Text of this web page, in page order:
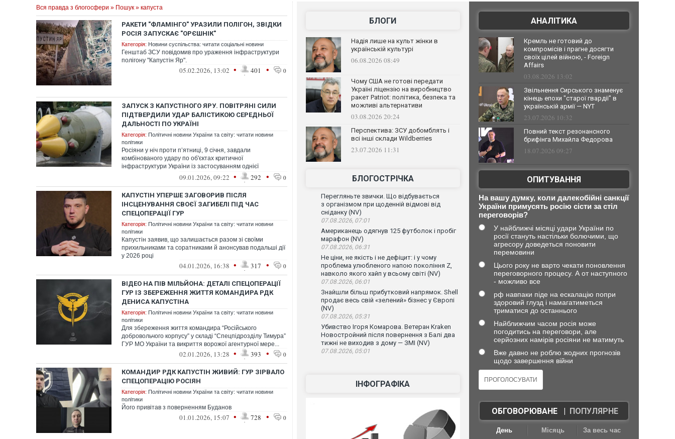
Вся правда з блогосфери » Пошук » капуста
РАКЕТИ "ФЛАМІНГО" УРАЗИЛИ ПОЛІГОН, ЗВІДКИ
РОСІЯ ЗАПУСКАЄ "ОРЄШНІК"
Категорія: Новини суспільства: читати соціальні новини
Генштаб ЗСУ повідомив про ураження інфраструктури
полігону "Капустін Яр".
05.02.2026, 13:02 • 401 • 0
ЗАПУСК З КАПУСТІНОГО ЯРУ. ПОВІТРЯНІ СИЛИ
ПІДТВЕРДИЛИ УДАР БАЛІСТИКОЮ СЕРЕДНЬОЇ
ДАЛЬНОСТІ ПО УКРАЇНІ
Категорія: Політичні новини України та світу: читати новини
політики
Росіяни у ніч проти пʼятниці, 9 січня, завдали
комбінованого удару по об'єктах критичної
інфраструктури України із застосуванням однієї
09.01.2026, 09:22 • 292 • 0
КАПУСТІН УПЕРШЕ ЗАГОВОРИВ ПІСЛЯ
ІНСЦЕНУВАННЯ СВОЄЇ ЗАГИБЕЛІ ПІД ЧАС
СПЕЦОПЕРАЦІЇ ГУР
Категорія: Політичні новини України та світу: читати новини
політики
Капустін заявив, що залишається разом зі своїми
прихильниками та соратниками й анонсував подальші дії
у 2026 році
04.01.2026, 16:38 • 317 • 0
ВІДЕО НА ПІВ МІЛЬЙОНА: ДЕТАЛІ СПЕЦОПЕРАЦІЇ
ГУР ІЗ ЗБЕРЕЖЕННЯ ЖИТТЯ КОМАНДИРА РДК
ДЕНИСА КАПУСТІНА
Категорія: Політичні новини України та світу: читати новини
політики
Для збереження життя командира “Російського
добровольчого корпусу” у складі “Спецпідрозділу Тимура”
ГУР МО України та викриття ворожої агентурної мере...
02.01.2026, 13:28 • 393 • 0
КОМАНДИР РДК КАПУСТІН ЖИВИЙ: ГУР ЗІРВАЛО
СПЕЦОПЕРАЦІЮ РОСІЯН
Категорія: Політичні новини України та світу: читати новини
політики
Його привітав з поверненням Буданов
01.01.2026, 15:07 • 728 • 0
БЛОГИ
Надія лише на культ жінки в
українській культурі
06.08.2026 08:49
Чому США не готові передати
Україні ліцензію на виробництво
ракет Patriot: політика, безпека та
можливі альтернативи
03.08.2026 20:24
Перспектива: ЗСУ добомблять і
всі інші склади Wildberries
23.07.2026 11:31
БЛОГОСТРІЧКА
Перегляньте звички. Що відбувається
з організмом при щоденній відмові від
сніданку (NV)
07.08.2026, 07:01
Американець одягнув 125 футболок і пробіг
марафон (NV)
07.08.2026, 06:31
Не ціни, не якість і не дефіцит: і у чому
проблема улюбленого напою покоління Z,
навколо якого хайп у всьому світі (NV)
07.08.2026, 06:01
Знайшли більш прибутковий напрямок. Shell
продає весь свій «зелений» бізнес у Європі
(NV)
07.08.2026, 05:31
Убивство Ігоря Комарова. Ветеран Kraken
Новостройний після повернення з Балі два
тижні не виходив з дому — ЗМІ (NV)
07.08.2026, 05:01
ІНФОГРАФІКА
АНАЛІТИКА
Кремль не готовий до
компромісів і прагне досягти
своїх цілей війною, - Foreign
Affairs
03.08.2026 13:02
Звільнення Сирського знаменує
кінець епохи "старої гвардії" в
українській армії — NYT
23.07.2026 10:32
Повний текст резонансного
брифінга Михайла Федорова
18.07.2026 09:27
ОПИТУВАННЯ
На вашу думку, коли далекобійні санкції
України примусять росію сісти за стіл
переговорів?
У найближчі місяці удари України по
росії стануть настільки болючими, що
агресору доведеться поновити
перемовини
Цього року не варто чекати поновлення
переговорного процесу. А от наступного
- можливо все
рф навпаки піде на ескалацію попри
здоровий глузд і намагатиметься
триматися до останнього
Найближчим часом росія може
погодитись на переговори, але
серйозних намірів росіяни не матимуть
Вже давно не роблю жодних прогнозів
щодо завершення війни
ОБГОВОРЮВАНЕ| ПОПУЛЯРНЕ
День Місяць За весь час